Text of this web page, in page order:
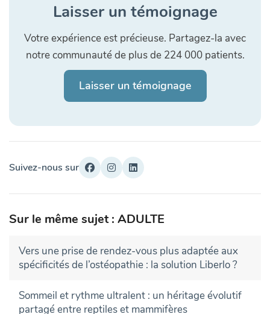
Laisser un témoignage
Votre expérience est précieuse. Partagez-la avec
notre communauté de plus de 224 000 patients.
Laisser un témoignage
Suivez-nous sur
Sur le même sujet : ADULTE
Vers une prise de rendez-vous plus adaptée aux
spécificités de l’ostéopathie : la solution Liberlo ?
Sommeil et rythme ultralent : un héritage évolutif
partagé entre reptiles et mammifères